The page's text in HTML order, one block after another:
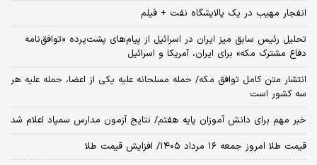
انفجار مهیب در یک پالایشگاه نفت + فیلم
تحلیل رئیس سابق میز ایران در اسرائیل از پیام‌های پشت‌پرده «توافق‌نامه
دفاع مشترک مکه» برای ایران، آمریکا و اسرائیل
انتشار متن کامل توافق مکه/ حمله مسلحانه علیه یکی از اعضا، حمله علیه هر
سه کشور است
خبر مهم برای دانش آموزان پایه هفتم/ نتایج آزمون مدارس سمپاد اعلام شد
قیمت طلا امروز جمعه ۱۶ مرداد ۱۴۰۵/ افزایش قیمت طلا